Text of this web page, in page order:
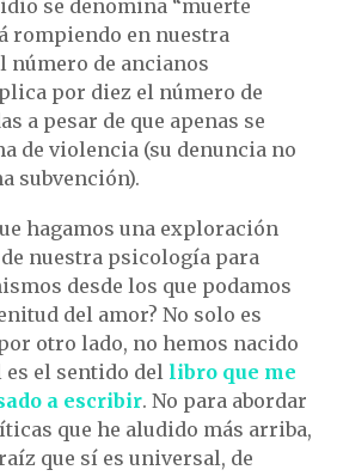
se denomina “muerte
rompiendo en nuestra
número de ancianos
por diez el número de
a pesar de que apenas se
de violencia (su denuncia no
subvención).
hagamos una exploración
nuestra psicología para
desde los que podamos
del amor? No solo es
otro lado, no hemos nacido
es el sentido del libro que me
a escribir. No para abordar
que he aludido más arriba,
que sí es universal, de